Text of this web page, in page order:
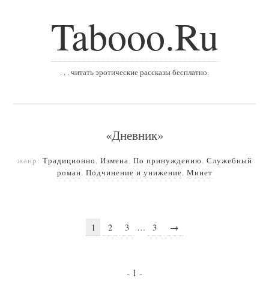
Tabooo.Ru
. . . читать эротические рассказы бесплатно.
«Дневник»
жанр: Традиционно, Измена, По принуждению, Служебный
роман, Подчинение и унижение, Минет
1 2 3 … 3 →
- 1 -